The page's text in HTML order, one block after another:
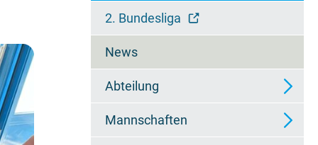
2. Bundesliga
News
Abteilung
Ansprechpartner
Mannschaften